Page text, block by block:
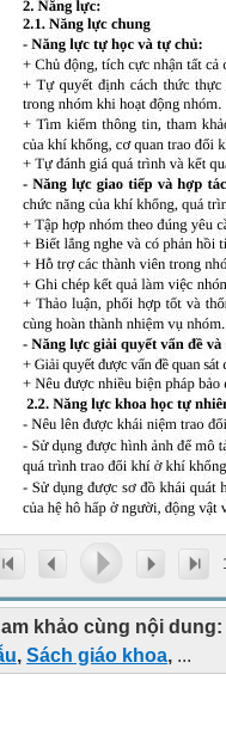
khảo cùng nội dung:
, Sách giáo khoa, ...